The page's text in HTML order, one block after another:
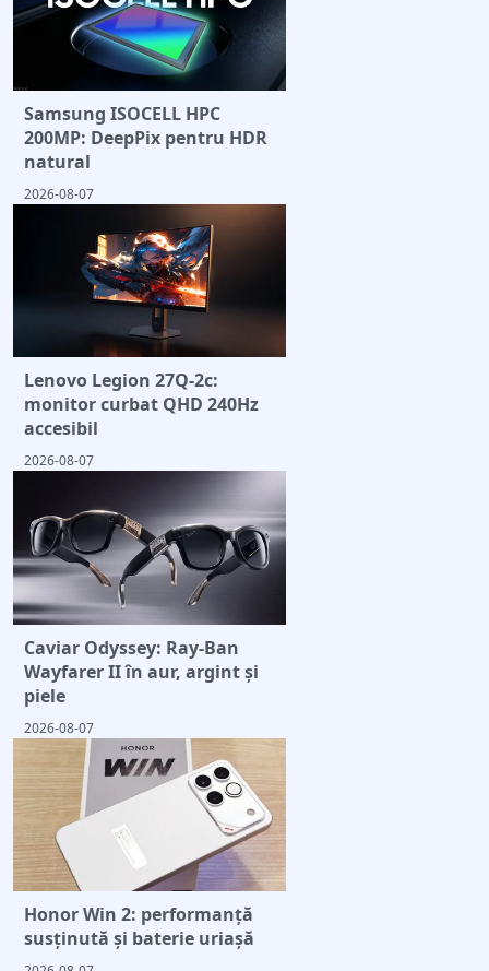
Samsung ISOCELL HPC
200MP: DeepPix pentru HDR
natural
2026-08-07
Lenovo Legion 27Q-2c:
monitor curbat QHD 240Hz
accesibil
2026-08-07
Caviar Odyssey: Ray-Ban
Wayfarer II în aur, argint și
piele
2026-08-07
Honor Win 2: performanță
susținută și baterie uriașă